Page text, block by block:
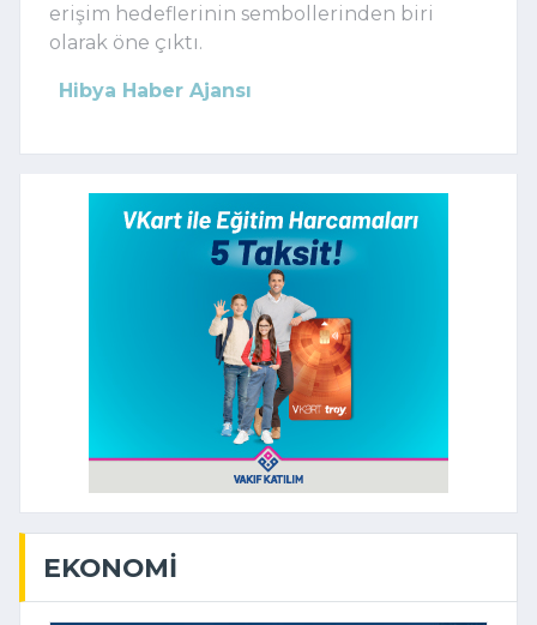
erişim hedeflerinin sembollerinden biri
olarak öne çıktı.
Hibya Haber Ajansı
EKONOMI